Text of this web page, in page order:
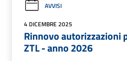
AVVISI
4 DICEMBRE 2025
Rinnovo autorizzazioni
ZTL - anno 2026